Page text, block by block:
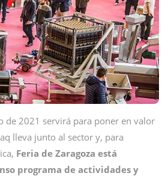
de 2021 servirá para poner en valor
lleva junto al sector y, para
Feria de Zaragoza está
programa de actividades y